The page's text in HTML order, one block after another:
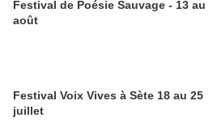
Festival de Poésie Sauvage - 13 au
août
Festival Voix Vives à Sète 18 au 25
juillet